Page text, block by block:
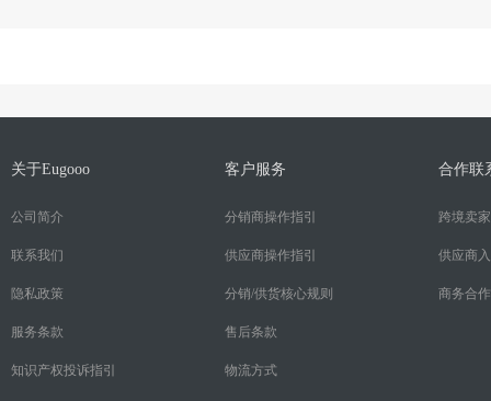
关于Eugooo
公司简介
联系我们
隐私政策
服务条款
知识产权投诉指引
客户服务
分销商操作指引
供应商操作指引
分销/供货核心规则
售后条款
物流方式
合作联
跨境卖
供应商
商务合作